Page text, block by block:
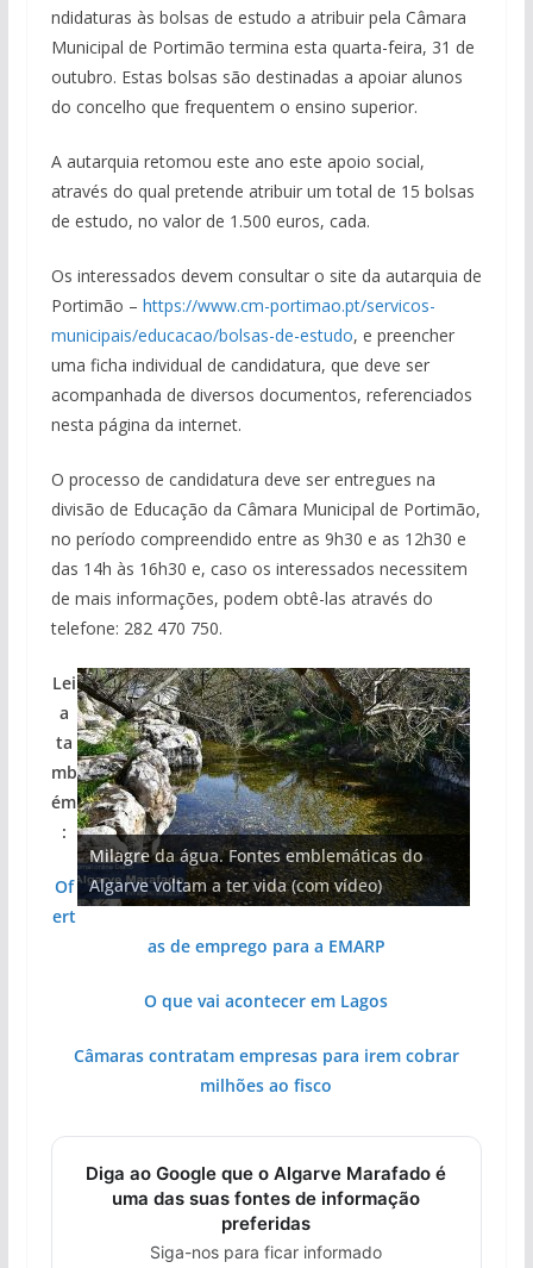
ndidaturas às bolsas de estudo a atribuir pela Câmara
Municipal de Portimão termina esta quarta-feira, 31 de
outubro. Estas bolsas são destinadas a apoiar alunos
do concelho que frequentem o ensino superior.
A autarquia retomou este ano este apoio social,
através do qual pretende atribuir um total de 15 bolsas
de estudo, no valor de 1.500 euros, cada.
Os interessados devem consultar o site da autarquia de
Portimão – https://www.cm-portimao.pt/servicos-
municipais/educacao/bolsas-de-estudo, e preencher
uma ficha individual de candidatura, que deve ser
acompanhada de diversos documentos, referenciados
nesta página da internet.
O processo de candidatura deve ser entregues na
divisão de Educação da Câmara Municipal de Portimão,
no período compreendido entre as 9h30 e as 12h30 e
das 14h às 16h30 e, caso os interessados necessitem
de mais informações, podem obtê-las através do
telefone: 282 470 750.
Milagre da água. Fontes emblemáticas do
Algarve voltam a ter vida (com vídeo)
Tapas do mar a 3 euros cada. Nova rota
gastronómica nasce no Algarve
Projeto milionário: investimento de 108
milhões de euros na construção de dois
hotéis (com vídeo)
Tempestades roubam areia de praias e põem
arribas em risco no Algarve (com vídeo)
Foto do dia: uma cidade algarvia que cresceu
entre redes e fábricas
Lei
a
ta
mb
ém
:
Of
ert
as de emprego para a EMARP
O que vai acontecer em Lagos
Câmaras contratam empresas para irem cobrar
milhões ao fisco
Diga ao Google que o Algarve Marafado é
uma das suas fontes de informação
preferidas
Siga-nos para ficar informado